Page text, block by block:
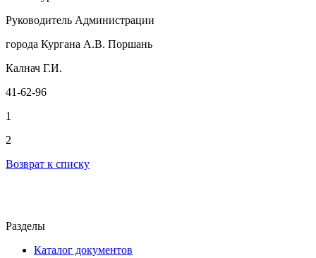
Руководитель Администрации
города Кургана А.В. Поршань
Калнач Г.И.
41-62-96
1
2
Возврат к списку
Разделы
Каталог документов